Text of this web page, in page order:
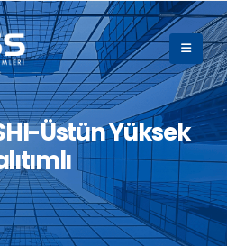
Üstün Yüksek